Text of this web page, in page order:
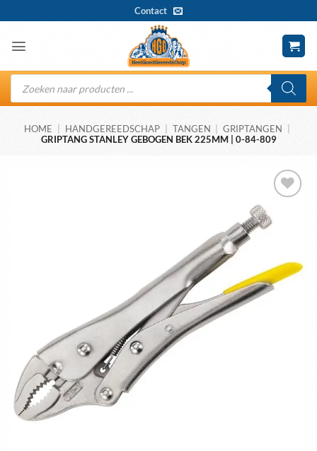
naar
inhoud
Contact
Producten
zoeken
HOME HANDGEREEDSCHAP TANGEN GRIPTANGEN
GRIPTANG STANLEY GEBOGEN BEK 225MM | 0-84-809
Toevoegen
aan